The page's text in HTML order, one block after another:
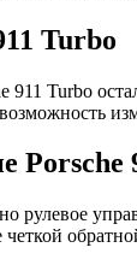
Turbo
911 Turbo
Porsche
рулевое